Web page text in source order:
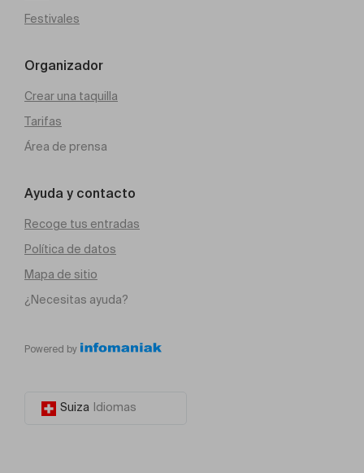
Festivales
Organizador
Crear una taquilla
Tarifas
Área de prensa
Ayuda y contacto
Recoge tus entradas
Política de datos
Mapa de sitio
¿Necesitas ayuda?
Powered by
Suiza Idiomas